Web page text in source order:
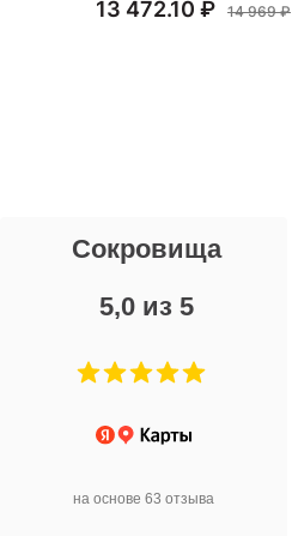
13 472.10 ₽ 14 969 ₽
Сокровища
5,0 из 5
на основе 63 отзыва
на свой вкус